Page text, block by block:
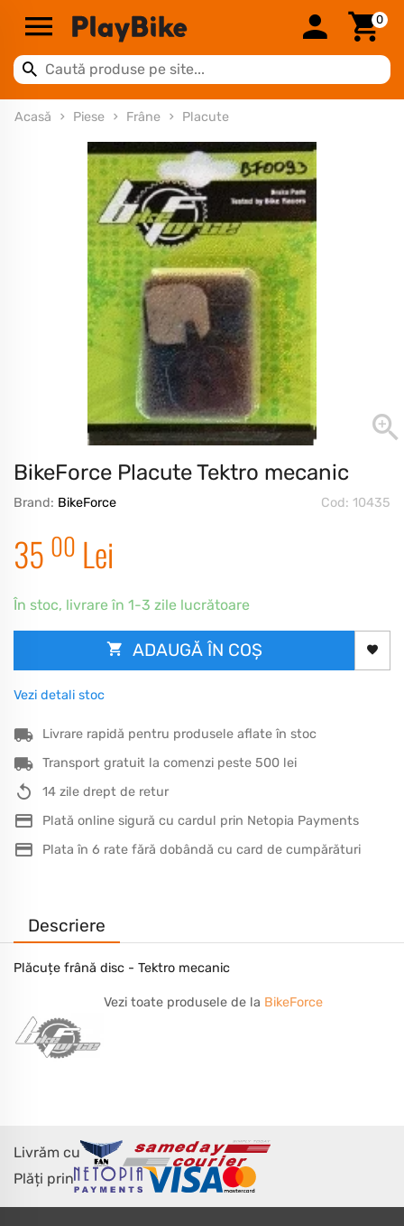
0
Acasă Piese Frâne Placute
BikeForce Placute Tektro mecanic
Brand: BikeForce Cod: 10435
35 00 Lei
În stoc, livrare în 1-3 zile lucrătoare
ADAUGĂ ÎN COȘ
Vezi detali stoc
Livrare rapidă pentru produsele aflate în stoc
Transport gratuit la comenzi peste 500 lei
14 zile drept de retur
Plată online sigură cu cardul prin Netopia Payments
Plata în 6 rate fără dobândă cu card de cumpărături
Descriere
Plăcuțe frână disc - Tektro mecanic
Vezi toate produsele de la BikeForce
Livrăm cu
Plăți prin